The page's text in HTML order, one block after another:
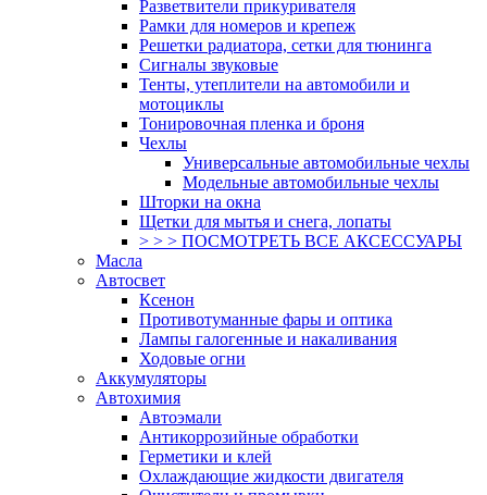
Разветвители прикуривателя
Рамки для номеров и крепеж
Решетки радиатора, сетки для тюнинга
Сигналы звуковые
Тенты, утеплители на автомобили и
мотоциклы
Тонировочная пленка и броня
Чехлы
Универсальные автомобильные чехлы
Модельные автомобильные чехлы
Шторки на окна
Щетки для мытья и снега, лопаты
> > > ПОСМОТРЕТЬ ВСЕ АКСЕССУАРЫ
Масла
Автосвет
Ксенон
Противотуманные фары и оптика
Лампы галогенные и накаливания
Ходовые огни
Аккумуляторы
Автохимия
Автоэмали
Антикоррозийные обработки
Герметики и клей
Охлаждающие жидкости двигателя